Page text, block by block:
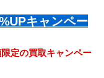
キャンペー
定の買取キャンペー